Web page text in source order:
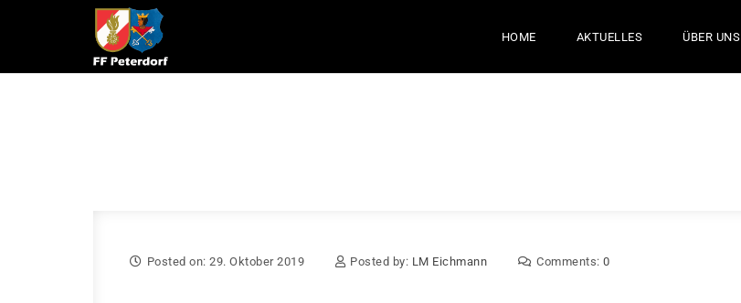
HOME
AKTUELLES ÜBER UNS
Posted on: 29. Oktober 2019 Posted by: LM Eichmann Comments: 0